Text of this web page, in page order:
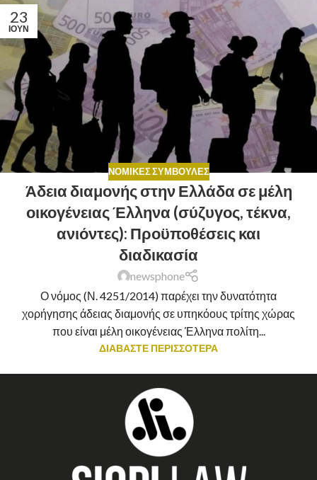
23
ΙΟΎΝ
ΝΟΜΙΚΈΣ ΣΥΜΒΟΥΛΈΣ
Άδεια διαμονής στην Ελλάδα σε μέλη
οικογένειας Έλληνα (σύζυγος, τέκνα,
ανιόντες): Προϋποθέσεις και
διαδικασία
newsphone
Ο νόμος (Ν. 4251/2014) παρέχει την δυνατότητα
χορήγησης άδειας διαμονής σε υπηκόους τρίτης χώρας
που είναι μέλη οικογένειας Έλληνα πολίτη...
ΔΙΑΒΑΣΤΕ ΠΕΡΙΣΣΟΤΕΡΑ